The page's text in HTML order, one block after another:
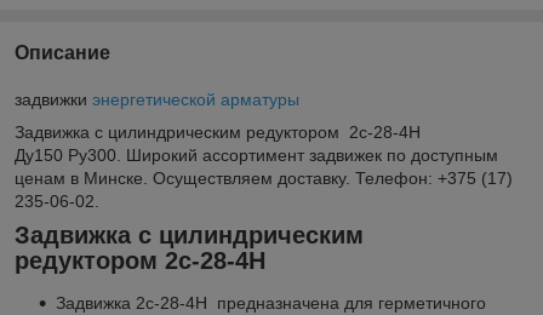
Описание
задвижки энергетической арматуры
Задвижка с цилиндрическим редуктором 2с-28-4Н
Ду150 Ру300. Широкий ассортимент задвижек по доступным
ценам в Минске. Осуществляем доставку. Телефон: +375 (17)
235-06-02.
Задвижка с цилиндрическим
редуктором 2с-28-4Н
Задвижка 2с-28-4Н предназначена для герметичного